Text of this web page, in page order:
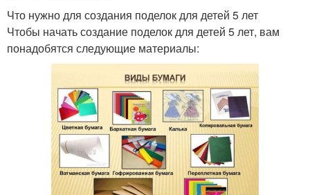
Что нужно для создания поделок для детей 5 лет
Чтобы начать создание поделок для детей 5 лет, вам
понадобятся следующие материалы: